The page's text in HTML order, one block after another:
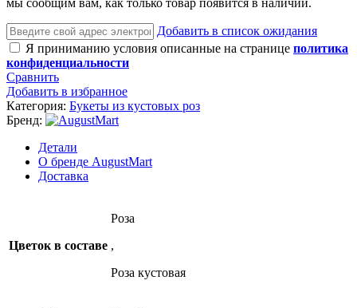
мы сообщим вам, как только товар появится в наличии.
Добавить в список ожидания
Я приниманию условия описанные на странице политика
конфиденциальности
Сравнить
Добавить в избранное
Категория: Букеты из кустовых роз
Бренд:
Детали
О бренде AugustMart
Доставка
Цветок в составе
Роза
,
Роза кустовая